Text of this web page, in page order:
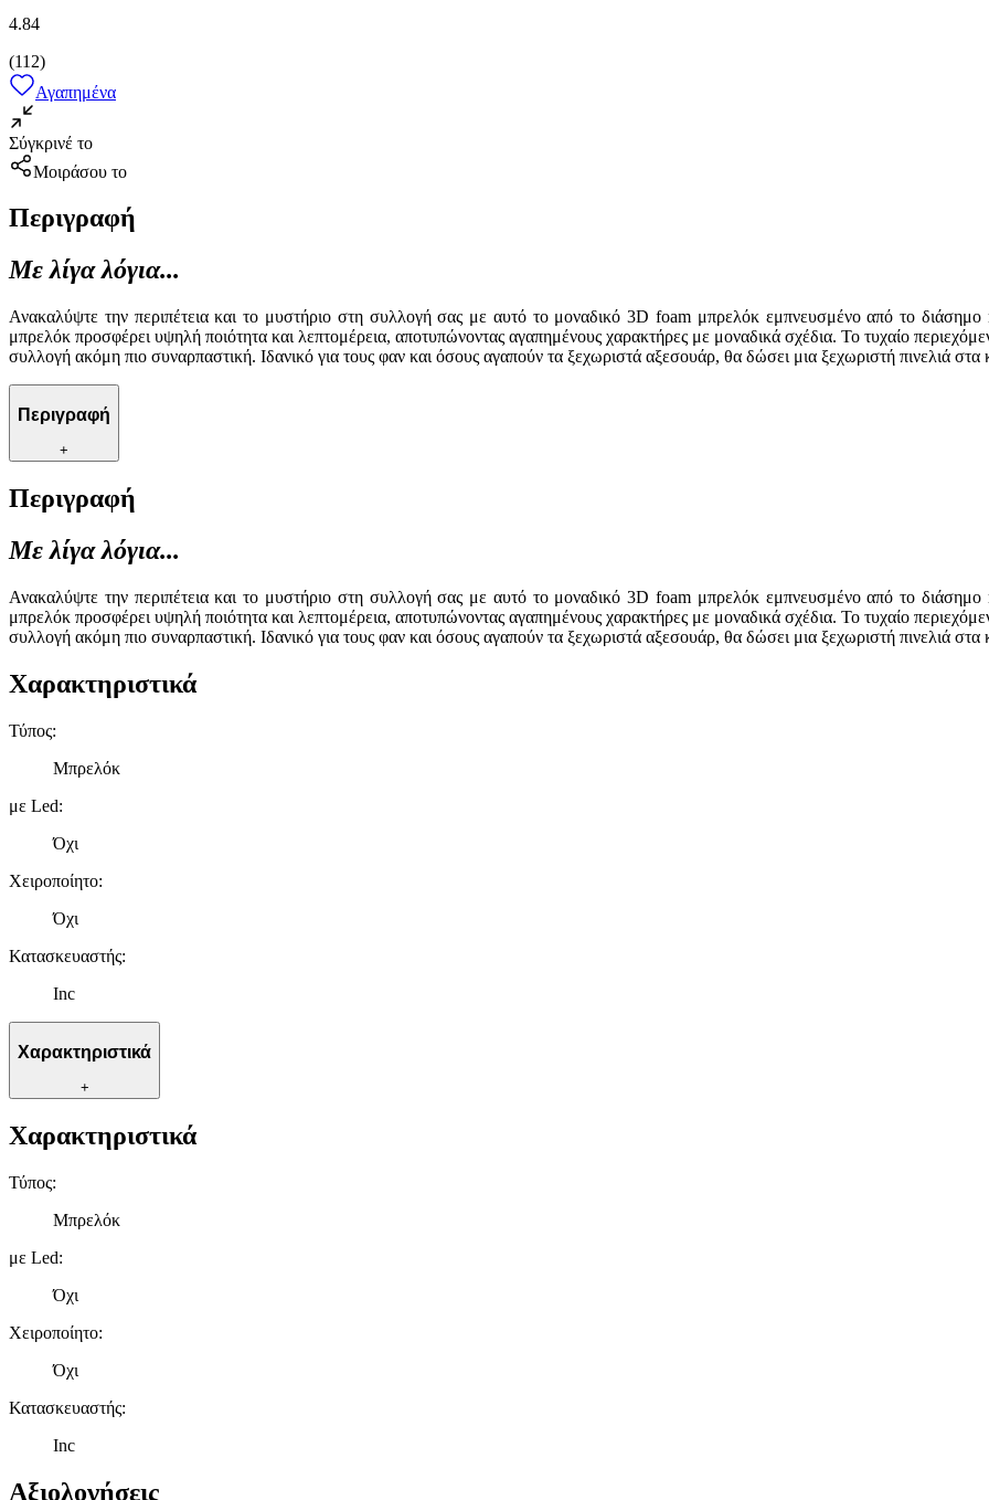
4.84
(112)
Αγαπημένα
Σύγκρινέ το
Μοιράσου το
Περιγραφή
Με λίγα λόγια...
Ανακαλύψτε την περιπέτεια και το μυστήριο στη συλλογή σας με αυτό το μοναδικό 3D foam μπρελόκ εμπνευσμένο από το
μπρελόκ προσφέρει υψηλή ποιότητα και λεπτομέρεια, αποτυπώνοντας αγαπημένους χαρακτήρες με μοναδικά σχέδια. Το τυχαίο
συλλογή ακόμη πιο συναρπαστική. Ιδανικό για τους φαν και όσους αγαπούν τα ξεχωριστά αξεσουάρ, θα δώσει μια ξεχωριστή πινελιά στα
Περιγραφή
+
Περιγραφή
Με λίγα λόγια...
Ανακαλύψτε την περιπέτεια και το μυστήριο στη συλλογή σας με αυτό το μοναδικό 3D foam μπρελόκ εμπνευσμένο από το
μπρελόκ προσφέρει υψηλή ποιότητα και λεπτομέρεια, αποτυπώνοντας αγαπημένους χαρακτήρες με μοναδικά σχέδια. Το τυχαίο
συλλογή ακόμη πιο συναρπαστική. Ιδανικό για τους φαν και όσους αγαπούν τα ξεχωριστά αξεσουάρ, θα δώσει μια ξεχωριστή πινελιά στα
Χαρακτηριστικά
Τύπος:
Μπρελόκ
με Led:
Όχι
Χειροποίητο:
Όχι
Κατασκευαστής:
Inc
Χαρακτηριστικά
+
Χαρακτηριστικά
Τύπος:
Μπρελόκ
με Led:
Όχι
Χειροποίητο:
Όχι
Κατασκευαστής:
Inc
Αξιολογήσεις